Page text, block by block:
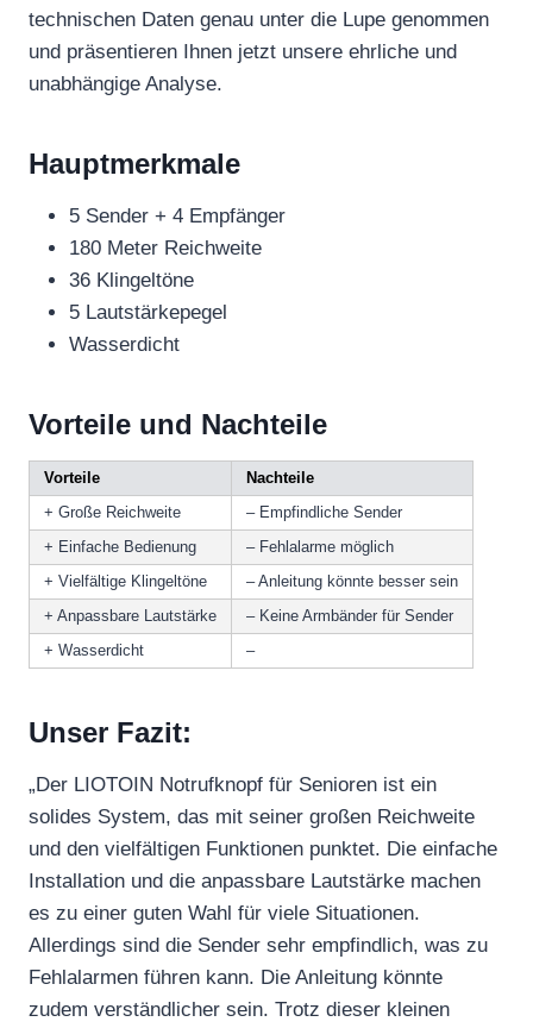
technischen Daten genau unter die Lupe genommen
und präsentieren Ihnen jetzt unsere ehrliche und
unabhängige Analyse.
Hauptmerkmale
5 Sender + 4 Empfänger
180 Meter Reichweite
36 Klingeltöne
5 Lautstärkepegel
Wasserdicht
Vorteile und Nachteile
Vorteile
Nachteile
+ Große Reichweite
– Empfindliche Sender
+ Einfache Bedienung
– Fehlalarme möglich
+ Vielfältige Klingeltöne
– Anleitung könnte besser sein
+ Anpassbare Lautstärke
– Keine Armbänder für Sender
+ Wasserdicht
–
Unser Fazit:
„Der LIOTOIN Notrufknopf für Senioren ist ein
solides System, das mit seiner großen Reichweite
und den vielfältigen Funktionen punktet. Die einfache
Installation und die anpassbare Lautstärke machen
es zu einer guten Wahl für viele Situationen.
Allerdings sind die Sender sehr empfindlich, was zu
Fehlalarmen führen kann. Die Anleitung könnte
zudem verständlicher sein. Trotz dieser kleinen